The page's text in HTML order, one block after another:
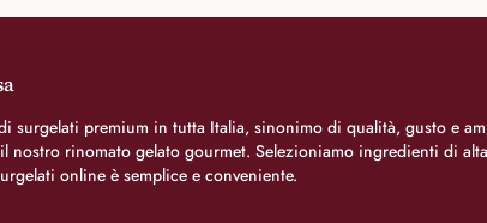
surgelati premium in tutta Italia, sinonimo di qualità, gusto e
nostro rinomato gelato gourmet. Selezioniamo ingredienti di
online è semplice e conveniente.